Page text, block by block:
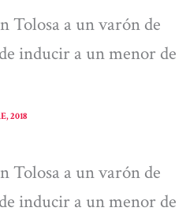
Tolosa a un varón de
inducir a un menor de
2018
Tolosa a un varón de
inducir a un menor de